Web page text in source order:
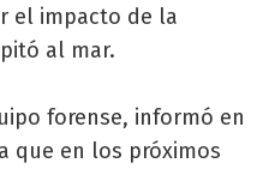
el impacto de la
al mar.
forense, informó en
que en los próximos